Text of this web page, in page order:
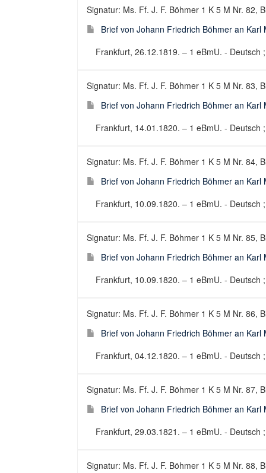
Signatur: Ms. Ff. J. F. Böhmer 1 K 5 M Nr. 82,
Brief von Johann Friedrich Böhmer an Karl
Frankfurt, 26.12.1819. – 1 eBmU. - Deutsch
Signatur: Ms. Ff. J. F. Böhmer 1 K 5 M Nr. 83,
Brief von Johann Friedrich Böhmer an Karl
Frankfurt, 14.01.1820. – 1 eBmU. - Deutsch
Signatur: Ms. Ff. J. F. Böhmer 1 K 5 M Nr. 84,
Brief von Johann Friedrich Böhmer an Karl
Frankfurt, 10.09.1820. – 1 eBmU. - Deutsch
Signatur: Ms. Ff. J. F. Böhmer 1 K 5 M Nr. 85,
Brief von Johann Friedrich Böhmer an Karl
Frankfurt, 10.09.1820. – 1 eBmU. - Deutsch
Signatur: Ms. Ff. J. F. Böhmer 1 K 5 M Nr. 86,
Brief von Johann Friedrich Böhmer an Karl
Frankfurt, 04.12.1820. – 1 eBmU. - Deutsch
Signatur: Ms. Ff. J. F. Böhmer 1 K 5 M Nr. 87,
Brief von Johann Friedrich Böhmer an Karl
Frankfurt, 29.03.1821. – 1 eBmU. - Deutsch
Signatur: Ms. Ff. J. F. Böhmer 1 K 5 M Nr. 88,